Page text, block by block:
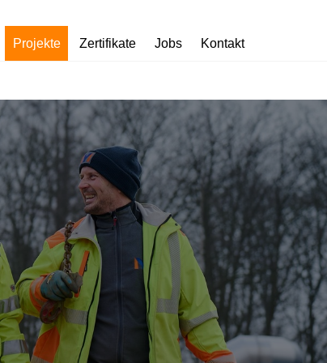
Projekte Zertifikate Jobs Kontakt